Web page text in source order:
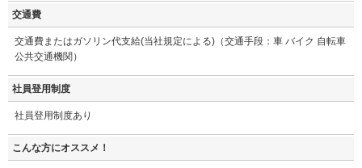
交通費
交通費またはガソリン代支給(当社規定による)（交通手段：車 バイク 自転車
公共交通機関）
社員登用制度
社員登用制度あり
こんな方にオススメ！